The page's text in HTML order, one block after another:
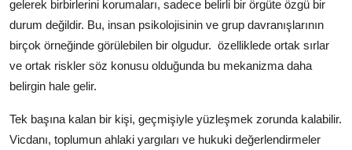
gelerek birbirlerini korumaları, sadece belirli bir örgüte özgü bir
durum değildir. Bu, insan psikolojisinin ve grup davranışlarının
birçok örneğinde görülebilen bir olgudur. özelliklede ortak sırlar
ve ortak riskler söz konusu olduğunda bu mekanizma daha
belirgin hale gelir.
Tek başına kalan bir kişi, geçmişiyle yüzleşmek zorunda kalabilir.
Vicdanı, toplumun ahlaki yargıları ve hukuki değerlendirmeler